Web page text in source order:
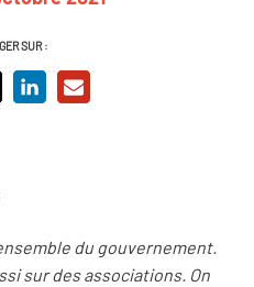
SUR :
du gouvernement.
sur des associations. On